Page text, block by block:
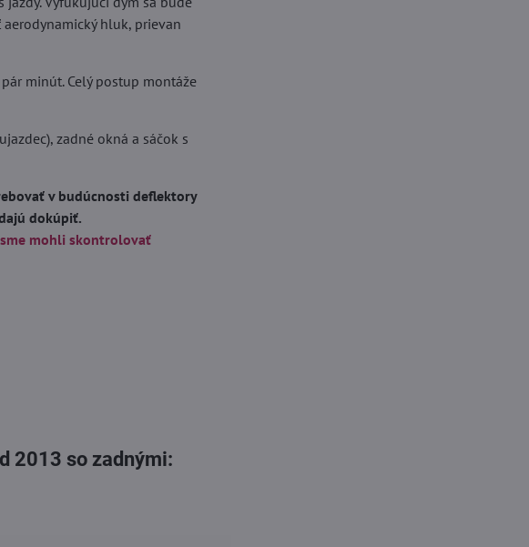
hluk, prievan
minút. Celý postup montáže
zadné okná a sáčok s
v budúcnosti deflektory
dokúpiť.
mohli skontrolovať
2013 so zadnými: